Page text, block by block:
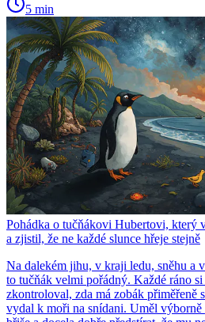
5 min
Pohádka o tučňákovi Hubertovi, který
a zjistil, že ne každé slunce hřeje stejně
Na dalekém jihu, v kraji ledu, sněhu a
to tučňák velmi pořádný. Každé ráno
zkontroloval, zda má zobák přiměřeně
vydal k moři na snídani. Uměl výborně